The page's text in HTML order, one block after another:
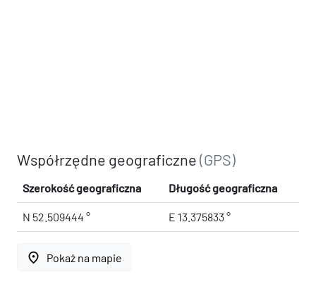
Współrzędne geograficzne(GPS)
Szerokość geograficzna Długość geograficzna
N 52.509444 ° E 13.375833 °
place Pokaż na mapie